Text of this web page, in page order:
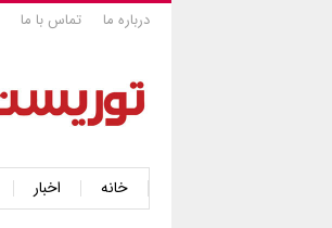
درباره ما تماس با ما
خانه اخبار